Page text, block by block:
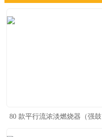
80 款平行流浓淡燃烧器（强鼓